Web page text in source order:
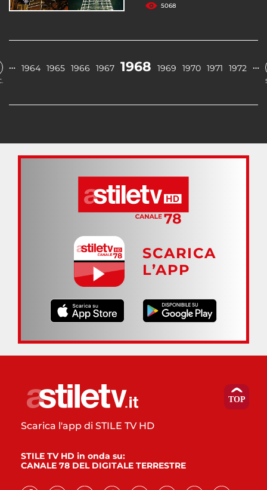
5068
… 1964 1965 1966 1967 1968 1969 1970 1971 1972 …
SCARICA
L’APP
Scarica l'app di STILE TV HD
STILE TV HD in onda su:
CANALE 78 DEL DIGITALE TERRESTRE